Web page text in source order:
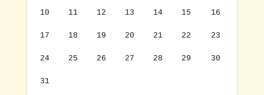
10 11 12 13 14 15 16
17 18 19 20 21 22 23
24 25 26 27 28 29 30
31